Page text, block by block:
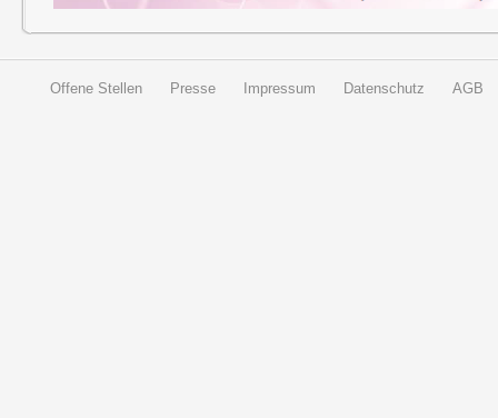
Offene Stellen Presse Impressum Datenschutz AGB